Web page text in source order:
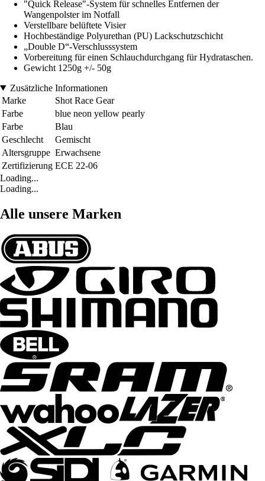
"Quick Release"-System für schnelles Entfernen der
Wangenpolster im Notfall
Verstellbare belüftete Visier
Hochbeständige Polyurethan (PU) Lackschutzschicht
„Double D“-Verschlusssystem
Vorbereitung für einen Schlauchdurchgang für Hydrataschen.
Gewicht 1250g +/- 50g
Zusätzliche Informationen
Marke
Shot Race Gear
Farbe
blue neon yellow pearly
Farbe
Blau
Geschlecht
Gemischt
Altersgruppe Erwachsene
Zertifizierung ECE 22-06
Loading...
Loading...
Alle unsere Marken